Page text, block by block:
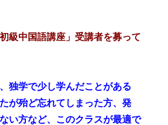
級中国語講座」受講者を募って
独学で少し学んだことがある
が殆ど忘れてしまった方、発
い方など、このクラスが最適で